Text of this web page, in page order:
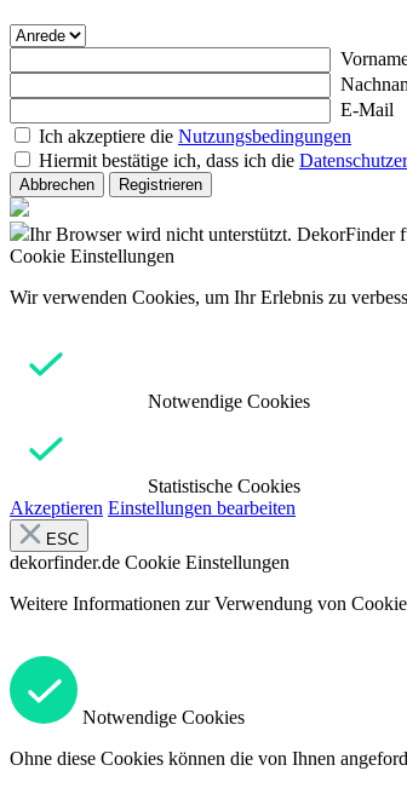
E-Mail
Ich akzeptiere die Nutzungsbedingungen
Hiermit bestätige ich, dass ich die
Abbrechen Registrieren
Ihr Browser wird nicht unterstützt. DekorFinder
Cookie Einstellungen
Wir verwenden Cookies, um Ihr Erlebnis zu
Notwendige Cookies
Statistische Cookies
Akzeptieren Einstellungen bearbeiten
ESC
dekorfinder.de Cookie Einstellungen
Weitere Informationen zur Verwendung von
Notwendige Cookies
Ohne diese Cookies können die von Ihnen